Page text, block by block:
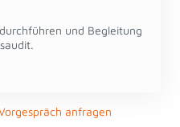
und Begleitung
anfragen